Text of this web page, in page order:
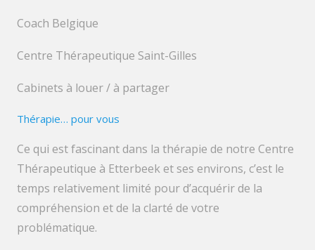
Coach Belgique
Centre Thérapeutique Saint-Gilles
Cabinets à louer / à partager
Thérapie… pour vous
Ce qui est fascinant dans la thérapie de notre Centre
Thérapeutique à Etterbeek et ses environs, c’est le
temps relativement limité pour d’acquérir de la
compréhension et de la clarté de votre
problématique.